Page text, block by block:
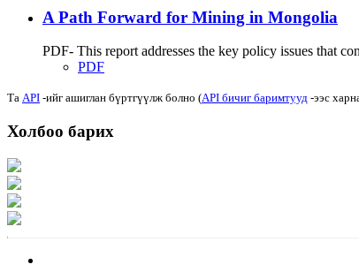
A Path Forward for Mining in Mongolia
PDF- This report addresses the key policy issues that
PDF
Та API -ийг ашиглан бүртгүүлж болно (API бичиг баримтууд -ээс
Холбоо барих